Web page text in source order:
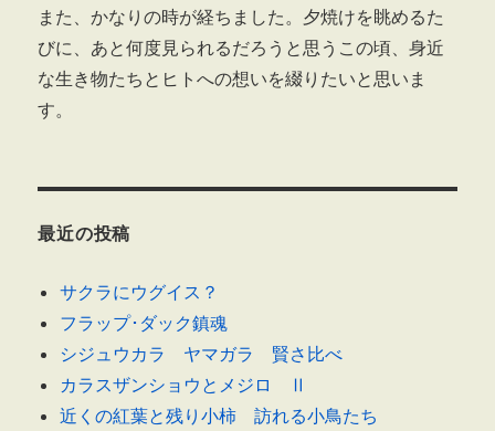
また、かなりの時が経ちました。夕焼けを眺めるた
びに、あと何度見られるだろうと思うこの頃、身近
な生き物たちとヒトへの想いを綴りたいと思いま
す。
最近の投稿
サクラにウグイス？
フラップ･ダック鎮魂
シジュウカラ ヤマガラ 賢さ比べ
カラスザンショウとメジロ Ⅱ
近くの紅葉と残り小柿 訪れる小鳥たち